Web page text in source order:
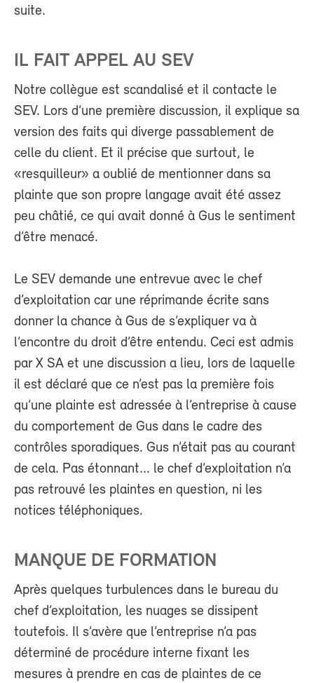
suite.
IL FAIT APPEL AU SEV
Notre collègue est scandalisé et il contacte le
SEV. Lors d’une première discussion, il explique sa
version des faits qui diverge passablement de
celle du client. Et il précise que surtout, le
«resquilleur» a oublié de mentionner dans sa
plainte que son propre langage avait été assez
peu châtié, ce qui avait donné à Gus le sentiment
d’être menacé.
Le SEV demande une entrevue avec le chef
d’exploitation car une réprimande écrite sans
donner la chance à Gus de s’expliquer va à
l’encontre du droit d’être entendu. Ceci est admis
par X SA et une discussion a lieu, lors de laquelle
il est déclaré que ce n’est pas la première fois
qu’une plainte est adressée à l’entreprise à cause
du comportement de Gus dans le cadre des
contrôles sporadiques. Gus n’était pas au courant
de cela. Pas étonnant... le chef d’exploitation n’a
pas retrouvé les plaintes en question, ni les
notices téléphoniques.
MANQUE DE FORMATION
Après quelques turbulences dans le bureau du
chef d’exploitation, les nuages se dissipent
toutefois. Il s’avère que l’entreprise n’a pas
déterminé de procédure interne fixant les
mesures à prendre en cas de plaintes de ce